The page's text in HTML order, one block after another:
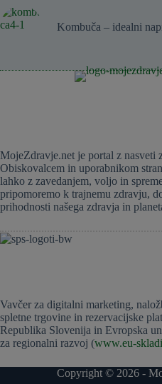
Kombuča – idealni
MojeZdravje.net je portal z nasveti
Obiskovalcem in uporabnikom
lahko z zavedanjem, voljo in
pripomoremo k trajnemu zdravju,
prihodnosti našega zdravja in
Vavčer za digitalni marketing,
spletne trgovine in rezervacijske
Republika Slovenija in Evropska
za regionalni razvoj (www.eu-
Copyright © 2026 -